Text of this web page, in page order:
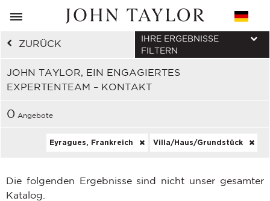
ZURÜCK
JOHN TAYLOR, EIN ENGAGIERTES
EXPERTENTEAM – KONTAKT
IHRE ERGEBNISSE
FILTERN
0 Angebote
Eyragues, Frankreich Villa/Haus/Grundstück
Die folgenden Ergebnisse sind nicht unser gesamter
Katalog.